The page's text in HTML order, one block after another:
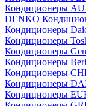
Кондиционеры
DENKO
Кондиционеры
Кондиционеры
Кондиционеры
Кондиционеры
Кондиционеры
Кондиционеры
Кондиционеры